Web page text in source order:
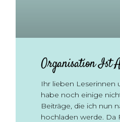
Organisation Ist
Ihr lieben Leserinnen
habe noch einige
Beiträge, die ich nun
hochladen werde. Da